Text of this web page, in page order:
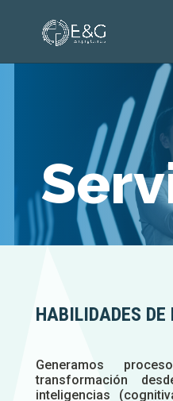
HABILIDADES DE
Generamos
transformación
inteligencias